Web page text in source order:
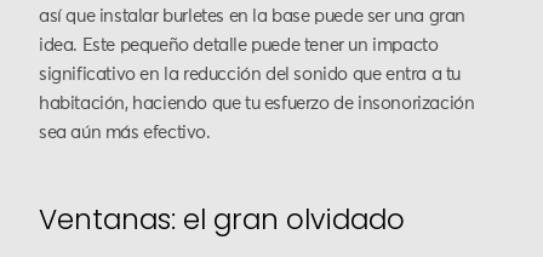
así que instalar burletes en la base puede ser una gran
idea. Este pequeño detalle puede tener un impacto
significativo en la reducción del sonido que entra a tu
habitación, haciendo que tu esfuerzo de insonorización
sea aún más efectivo.
Ventanas: el gran olvidado